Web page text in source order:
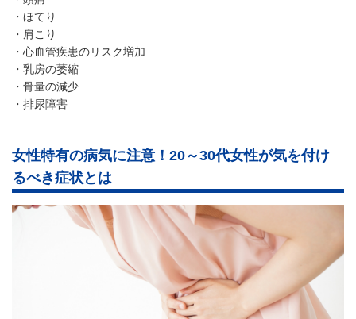
ほてり
肩こり
心血管疾患のリスク増加
乳房の萎縮
骨量の減少
排尿障害
女性特有の病気に注意！20～30代女性が気を付け
るべき症状とは